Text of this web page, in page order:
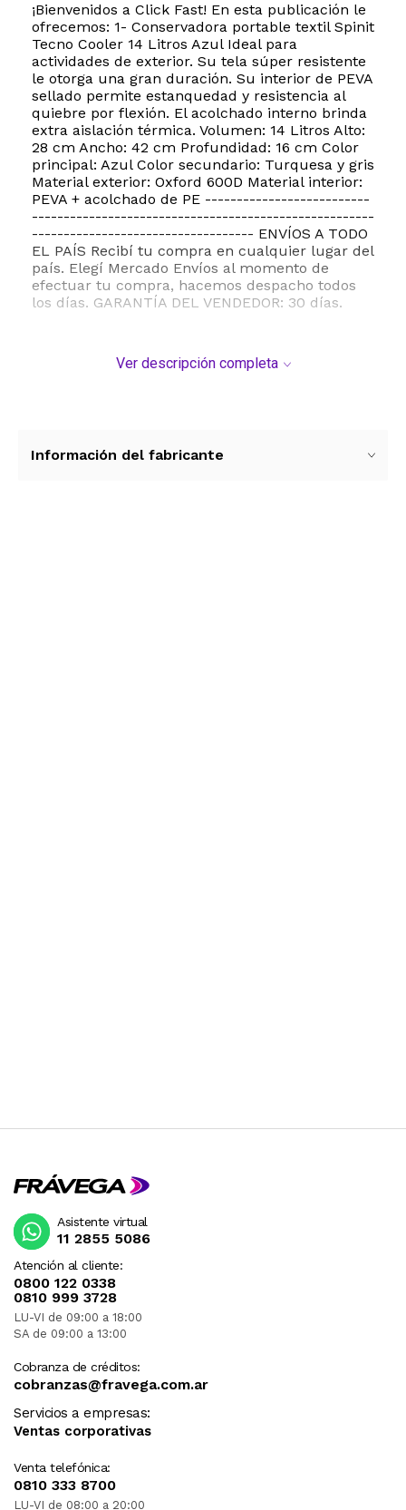
¡Bienvenidos a Click Fast! En esta publicación le
ofrecemos: 1- Conservadora portable textil Spinit
Tecno Cooler 14 Litros Azul Ideal para
actividades de exterior. Su tela súper resistente
le otorga una gran duración. Su interior de PEVA
sellado permite estanquedad y resistencia al
quiebre por flexión. El acolchado interno brinda
extra aislación térmica. Volumen: 14 Litros Alto:
28 cm Ancho: 42 cm Profundidad: 16 cm Color
principal: Azul Color secundario: Turquesa y gris
Material exterior: Oxford 600D Material interior:
PEVA + acolchado de PE --------------------------
------------------------------------------------------
----------------------------------- ENVÍOS A TODO
EL PAÍS Recibí tu compra en cualquier lugar del
país. Elegí Mercado Envíos al momento de
efectuar tu compra, hacemos despacho todos
los días. GARANTÍA DEL VENDEDOR: 30 días.
Ver descripción completa
Información del fabricante
Atención al cliente:
0800 122 0338
0810 999 3728
LU-VI de 09:00 a 18:00
SA de 09:00 a 13:00
Cobranza de créditos:
cobranzas@fravega.com.ar
Servicios a empresas:
Ventas corporativas
Venta telefónica:
0810 333 8700
LU-VI de 08:00 a 20:00
Asistente virtual
11 2855 5086